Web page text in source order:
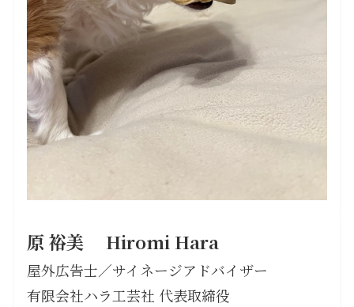
原 裕美 Hiromi Hara
屋外広告士／サイネージアドバイザー
有限会社ハラ工芸社 代表取締役